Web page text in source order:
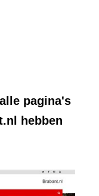
pagina's
hebben